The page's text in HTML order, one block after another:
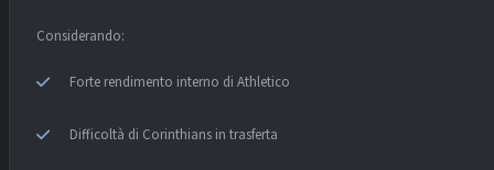
Considerando:
Forte rendimento interno di Athletico
Difficoltà di Corinthians in trasferta